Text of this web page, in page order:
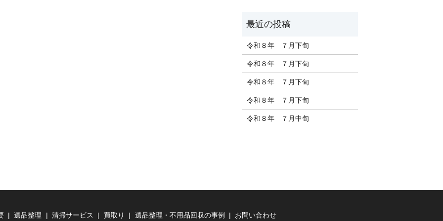
令和８年 ７月下旬
令和８年 ７月下旬
令和８年 ７月下旬
令和８年 ７月下旬
令和８年 ７月中旬
遺品整理 清掃サービス 買取り 遺品整理・不用品回収の事例 お問い合わせ